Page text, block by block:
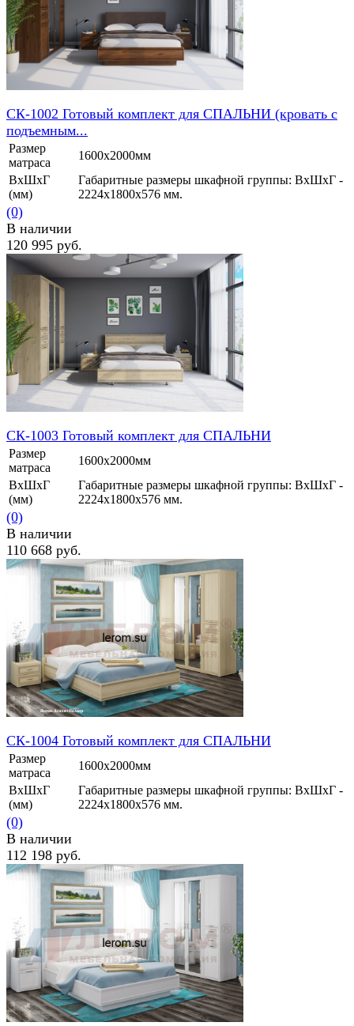
избранное сравнить
СК-1002 Готовый комплект для СПАЛЬНИ (кровать с
подъемным...
Размер
матраса
1600х2000мм
ВхШхГ
(мм)
Габаритные размеры шкафной группы: ВхШхГ -
2224х1800х576 мм.
(0)
В наличии
120 995 руб.
избранное сравнить
СК-1003 Готовый комплект для СПАЛЬНИ
Размер
матраса
1600х2000мм
ВхШхГ
(мм)
Габаритные размеры шкафной группы: ВхШхГ -
2224х1800х576 мм.
(0)
В наличии
110 668 руб.
избранное сравнить
СК-1004 Готовый комплект для СПАЛЬНИ
Размер
матраса
1600х2000мм
ВхШхГ
(мм)
Габаритные размеры шкафной группы: ВхШхГ -
2224х1800х576 мм.
(0)
В наличии
112 198 руб.